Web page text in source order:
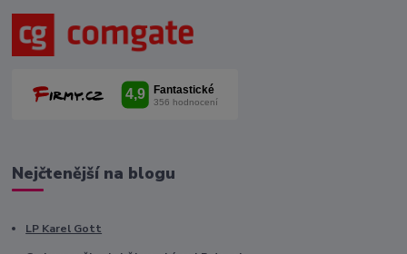
Nejčtenější na blogu
LP Karel Gott